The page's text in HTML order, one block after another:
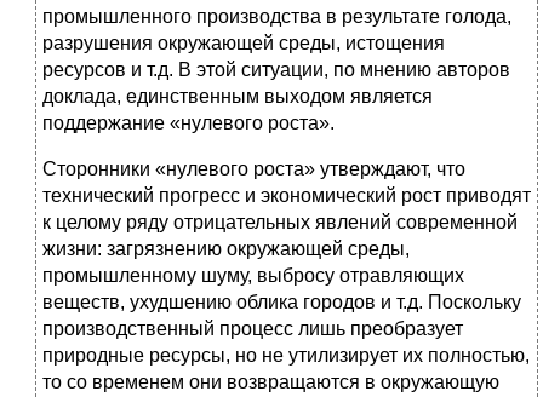
промышленного производства в результате голода,
разрушения окружающей среды, истощения
ресурсов и т.д. В этой ситуации, по мнению авторов
доклада, единственным выходом является
поддержание «нулевого роста».
Сторонники «нулевого роста» утверждают, что
технический прогресс и экономический рост приводят
к целому ряду отрицательных явлений современной
жизни: загрязнению окружающей среды,
промышленному шуму, выбросу отравляющих
веществ, ухудшению облика городов и т.д. Поскольку
производственный процесс лишь преобразует
природные ресурсы, но не утилизирует их полностью,
то со временем они возвращаются в окружающую